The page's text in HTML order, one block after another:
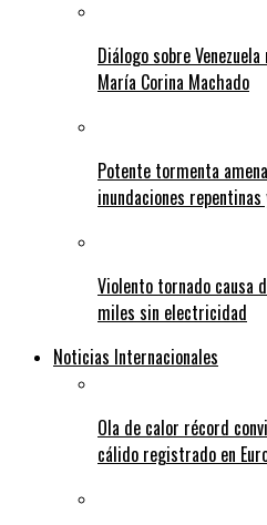
Diálogo sobre
María Corina Machado
Potente tormenta
inundaciones
Violento tornado causa
miles sin electricidad
Noticias Internacionales
Ola de calor récord
cálido registrado en